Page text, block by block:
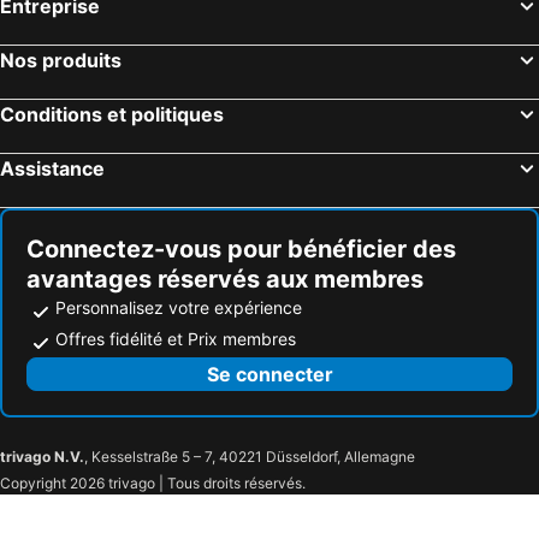
Entreprise
Nos produits
Conditions et politiques
Assistance
Connectez-vous pour bénéficier des
avantages réservés aux membres
Personnalisez votre expérience
Offres fidélité et Prix membres
Se connecter
trivago N.V., Kesselstraße 5 – 7, 40221 Düsseldorf, Allemagne
Copyright 2026 trivago | Tous droits réservés.